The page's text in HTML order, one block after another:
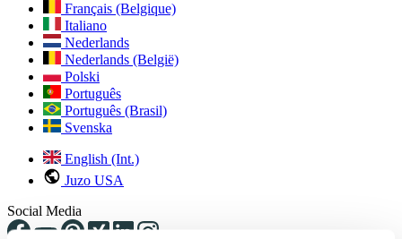
Français (Belgique)
Italiano
Nederlands
Nederlands (België)
Polski
Português
Português (Brasil)
Svenska
English (Int.)
Juzo USA
Social Media